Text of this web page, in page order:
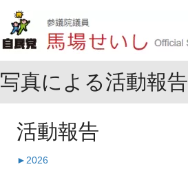
写真による活動報告
活動報告
► 2026